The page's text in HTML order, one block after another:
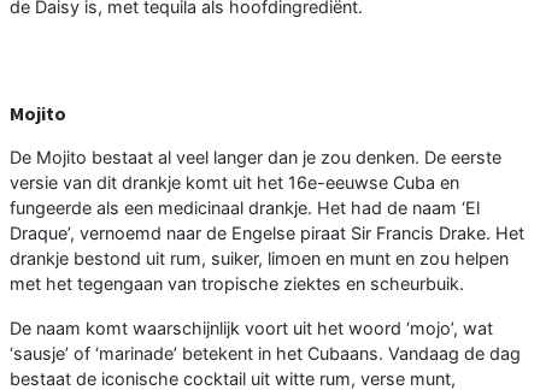
de Daisy is, met tequila als hoofdingrediënt.
Mojito
De Mojito bestaat al veel langer dan je zou denken. De eerste
versie van dit drankje komt uit het 16e-eeuwse Cuba en
fungeerde als een medicinaal drankje. Het had de naam ‘El
Draque’, vernoemd naar de Engelse piraat Sir Francis Drake. Het
drankje bestond uit rum, suiker, limoen en munt en zou helpen
met het tegengaan van tropische ziektes en scheurbuik.
De naam komt waarschijnlijk voort uit het woord ‘mojo’, wat
‘sausje’ of ‘marinade’ betekent in het Cubaans. Vandaag de dag
bestaat de iconische cocktail uit witte rum, verse munt,